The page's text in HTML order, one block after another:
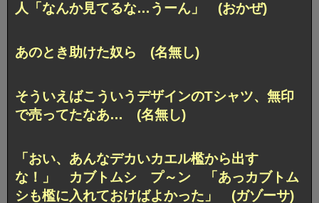
人「なんか見てるな…うーん」 (おかぜ)
あのとき助けた奴ら (名無し)
そういえばこういうデザインのTシャツ、無印
で売ってたなあ… (名無し)
「おい、あんなデカいカエル檻から出す
な！」 カブトムシ プ～ン 「あっカブトム
シも檻に入れておけばよかった」 (ガゾーサ)